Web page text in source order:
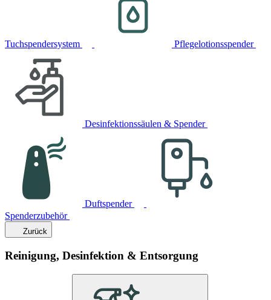
Tuchspendersystem Pflegelotionsspender
Desinfektionssäulen & Spender
Duftspender
Spenderzubehör
Zurück
Reinigung, Desinfektion & Entsorgung